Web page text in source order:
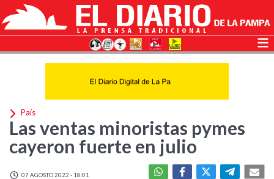
País
Las ventas minoristas pymes
cayeron fuerte en julio
07 AGOSTO 2022 - 18:01